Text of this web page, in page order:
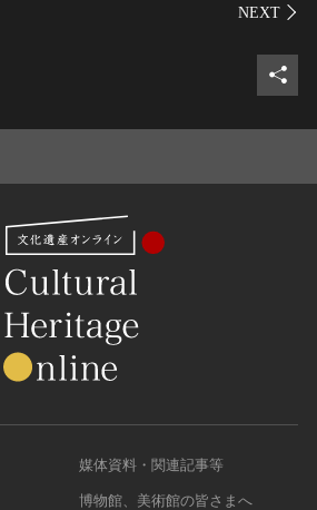
シェ
媒体資料・関連記事等
博物館、美術館の皆さまへ